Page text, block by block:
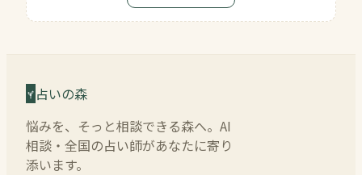
占いの森
悩みを、そっと相談できる森へ。AI
相談・全国の占い師があなたに寄り
添います。